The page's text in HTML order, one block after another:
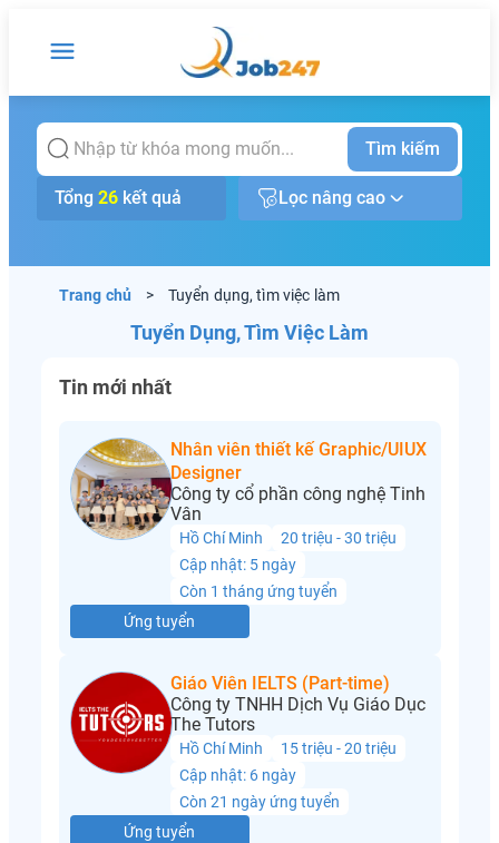
Tìm kiếm
Tổng 26 kết quả Lọc nâng cao
Trang chủ > Tuyển dụng, tìm việc làm
Tuyển Dụng, Tìm Việc Làm
Tin mới nhất
Nhân viên thiết kế Graphic/UIUX
Designer
Công ty cổ phần công nghệ Tinh
Vân
Hồ Chí Minh
20 triệu - 30 triệu
Cập nhật: 5 ngày
Còn 1 tháng ứng tuyển
Ứng tuyển
Giáo Viên IELTS (Part-time)
Công ty TNHH Dịch Vụ Giáo Dục
The Tutors
Hồ Chí Minh
15 triệu - 20 triệu
Cập nhật: 6 ngày
Còn 21 ngày ứng tuyển
Ứng tuyển